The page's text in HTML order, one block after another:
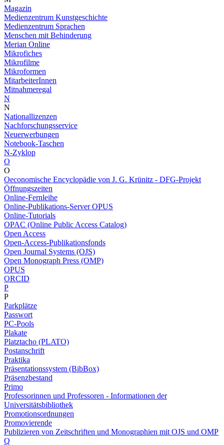
Magazin
Medienzentrum Kunstgeschichte
Medienzentrum Sprachen
Menschen mit Behinderung
Merian Online
Mikrofiches
Mikrofilme
Mikroformen
MitarbeiterInnen
Mitnahmeregal
N
N
Nationallizenzen
Nachforschungsservice
Neuerwerbungen
Notebook-Taschen
N-Zyklop
O
O
Oeconomische Encyclopädie von J. G. Krünitz - DFG-Projekt
Öffnungszeiten
Online-Fernleihe
Online-Publikations-Server OPUS
Online-Tutorials
OPAC (Online Public Access Catalog)
Open Access
Open-Access-Publikationsfonds
Open Journal Systems (OJS)
Open Monograph Press (OMP)
OPUS
ORCID
P
P
Parkplätze
Passwort
PC-Pools
Plakate
Platztacho (PLATO)
Postanschrift
Praktika
Präsentationssystem (BibBox)
Präsenzbestand
Primo
Professorinnen und Professoren - Informationen der
Universitätsbibliothek
Promotionsordnungen
Promovierende
Publizieren von Zeitschriften und Monographien mit OJS und OMP
Q